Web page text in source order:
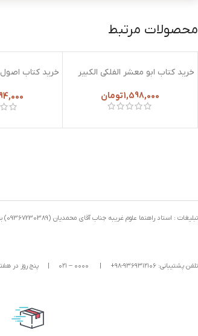
محصولات مرتبط
خرید کتاب ابو معشر الفلکی الکبیر
1,598,000تومان
خرید کتاب
تبلیغات : استاد راهنما علوم غریبه جناب آقای محمدیان (09367230389) برای آموزش تخصصی جفر و یا سایر علوم …. برای رفع گرفتاری ,گشایش کار میتوانید با ایشان تماس بگیرید
تلفن پشتیبانی: ۹۳۶۹۳۱۲۱۰۶-۹۸+ |
| پنج روز در هفته بجز روز های شنبه و